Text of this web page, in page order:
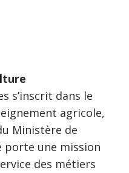
s’inscrit dans le
agricole,
Ministère de
porte une mission
des métiers